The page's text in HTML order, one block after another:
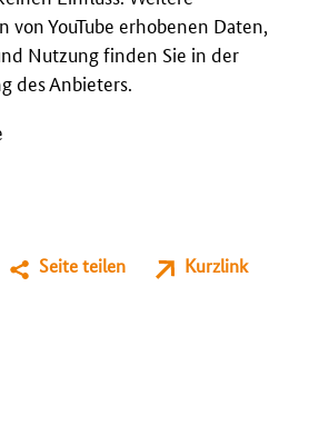
YouTube erhobenen Daten,
Nutzung finden Sie in der
des Anbieters.
Seite teilen Kurzlink